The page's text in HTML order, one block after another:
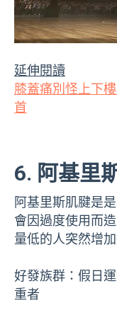
延伸閱讀
膝蓋痛別怪上下
首
6. 阿基里
阿基里斯肌腱是
會因過度使用而
量低的人突然增
好發族群：假日
重者